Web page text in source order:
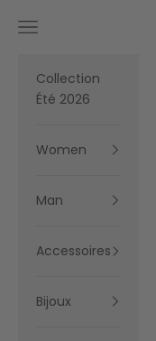
Navigation menu
Collection
Été 2026
Women
Man
Accessoires
Bijoux